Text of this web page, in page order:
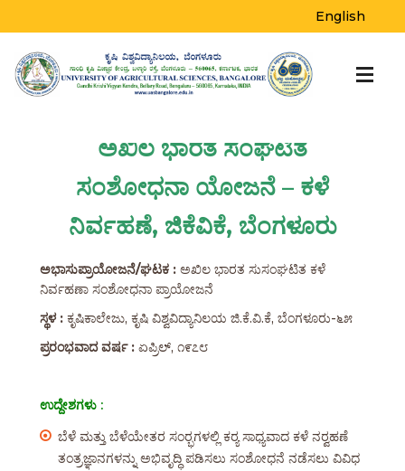
English
ಅಖಿಲ ಭಾರತ ಸಂಘಟಿತ
ಸಂಶೋಧನಾ ಯೋಜನೆ – ಕಳೆ
ನಿರ್ವಹಣೆ, ಜಿಕೆವಿಕೆ, ಬೆಂಗಳೂರು
ಅಭಾಸುಪ್ರಾಯೋಜನೆ/ಘಟಕ : ಅಖಿಲ ಭಾರತ ಸುಸಂಘಟಿತ ಕಳೆ
ನಿರ್ವಹಣಾ ಸಂಶೋಧನಾ ಪ್ರಾಯೋಜನೆ
ಸ್ಥಳ : ಕೃಷಿಕಾಲೇಜು, ಕೃಷಿ ವಿಶ್ವವಿದ್ಯಾನಿಲಯ ಜಿ.ಕೆ.ವಿ.ಕೆ, ಬೆಂಗಳೂರು-೬೫
ಪ್ರರಂಭವಾದ ವರ್ಷ : ಏಪ್ರಿಲ್, ೧೯೭೮
ಉದ್ದೇಶಗಳು :
ಬೆಳೆ ಮತ್ತು ಬೆಳೆಯೇತರ ಸಂರ‍್ಭಗಳಲ್ಲಿ ಕರ‍್ಯ ಸಾಧ್ಯವಾದ ಕಳೆ ನರ‍್ವಹಣೆ
ತಂತ್ರಜ್ಞಾನಗಳನ್ನು ಅಭಿವೃದ್ಧಿ ಪಡಿಸಲು ಸಂಶೋಧನೆ ನಡೆಸಲು ವಿವಿಧ